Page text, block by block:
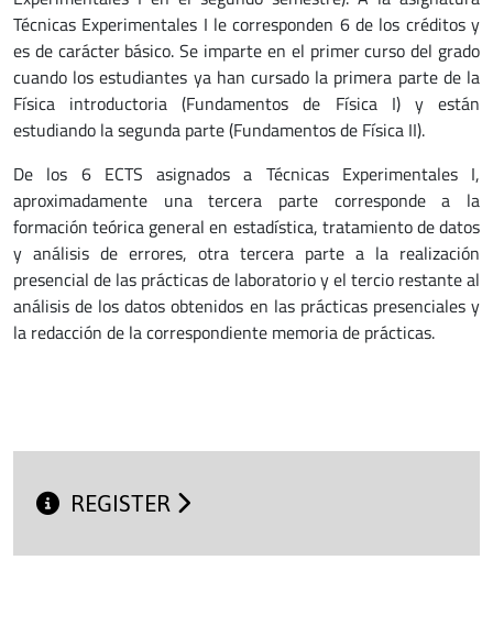
Técnicas Experimentales I le corresponden 6 de los créditos y
es de carácter básico. Se imparte en el primer curso del grado
cuando los estudiantes ya han cursado la primera parte de la
Física introductoria (Fundamentos de Física I) y están
estudiando la segunda parte (Fundamentos de Física II).
De los 6 ECTS asignados a Técnicas Experimentales I,
aproximadamente una tercera parte corresponde a la
formación teórica general en estadística, tratamiento de datos
y análisis de errores, otra tercera parte a la realización
presencial de las prácticas de laboratorio y el tercio restante al
análisis de los datos obtenidos en las prácticas presenciales y
la redacción de la correspondiente memoria de prácticas.
REGISTER